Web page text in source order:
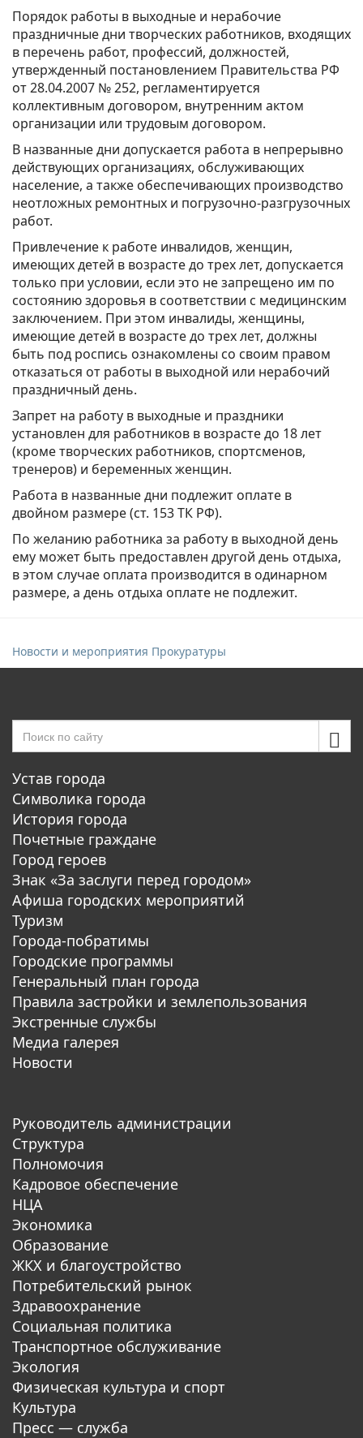
Порядок работы в выходные и нерабочие
праздничные дни творческих работников, входящих
в перечень работ, профессий, должностей,
утвержденный постановлением Правительства РФ
от 28.04.2007 № 252, регламентируется
коллективным договором, внутренним актом
организации или трудовым договором.
В названные дни допускается работа в непрерывно
действующих организациях, обслуживающих
население, а также обеспечивающих производство
неотложных ремонтных и погрузочно-разгрузочных
работ.
Привлечение к работе инвалидов, женщин,
имеющих детей в возрасте до трех лет, допускается
только при условии, если это не запрещено им по
состоянию здоровья в соответствии с медицинским
заключением. При этом инвалиды, женщины,
имеющие детей в возрасте до трех лет, должны
быть под роспись ознакомлены со своим правом
отказаться от работы в выходной или нерабочий
праздничный день.
Запрет на работу в выходные и праздники
установлен для работников в возрасте до 18 лет
(кроме творческих работников, спортсменов,
тренеров) и беременных женщин.
Работа в названные дни подлежит оплате в
двойном размере (ст. 153 ТК РФ).
По желанию работника за работу в выходной день
ему может быть предоставлен другой день отдыха,
в этом случае оплата производится в одинарном
размере, а день отдыха оплате не подлежит.
Новости и мероприятия Прокуратуры
Устав города
Символика города
История города
Почетные граждане
Город героев
Знак «За заслуги перед городом»
Афиша городских мероприятий
Туризм
Города-побратимы
Городские программы
Генеральный план города
Правила застройки и землепользования
Экстренные службы
Медиа галерея
Новости
Руководитель администрации
Структура
Полномочия
Кадровое обеспечение
НЦА
Экономика
Образование
ЖКХ и благоустройство
Потребительский рынок
Здравоохранение
Социальная политика
Транспортное обслуживание
Экология
Физическая культура и спорт
Культура
Пресс — служба